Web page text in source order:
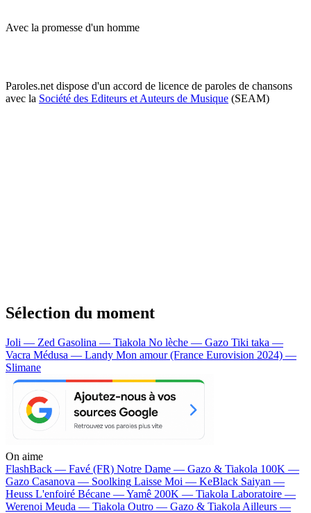
Avec la promesse d'un homme
Paroles.net dispose d'un accord de licence de paroles de chansons
avec la Société des Editeurs et Auteurs de Musique (SEAM)
Sélection du moment
Joli — Zed Gasolina — Tiakola No lèche — Gazo Tiki taka —
Vacra Médusa — Landy Mon amour (France Eurovision 2024) —
Slimane
On aime
FlashBack — Favé (FR) Notre Dame — Gazo & Tiakola 100K —
Gazo Casanova — Soolking Laisse Moi — KeBlack Saiyan —
Heuss L'enfoiré Bécane —Yamê 200K — Tiakola Laboratoire —
Werenoi Meuda — Tiakola Outro — Gazo & Tiakola Ailleurs —